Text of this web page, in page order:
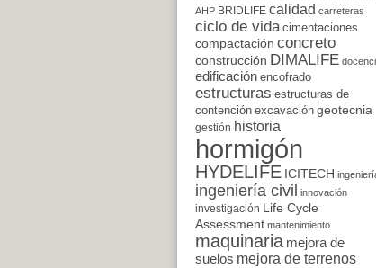
AHP BRIDLIFE calidad carreteras
ciclo de vida cimentaciones
compactación concreto
construcción DIMALIFE
edificación encofrado
estructuras estructuras de
contención excavación geotecnia
gestión historia
hormigón
HYDELIFE ICITECH
ingeniería civil innovación
investigación
Life Cycle
Assessment mantenimiento
maquinaria mejora de
suelos mejora de terrenos